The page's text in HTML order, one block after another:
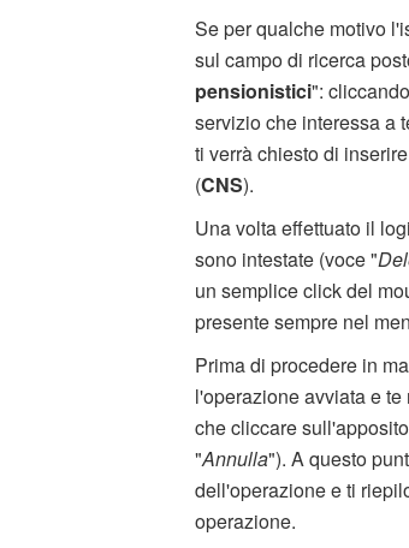
Se per qualche motivo
sul campo di ricerca
pensionistici":
servizio che interessa a
ti verrà chiesto di
(CNS).
Una volta effettuato il
sono intestate (voce "
un semplice click del
presente sempre nel
Prima di procedere in
l'operazione avviata e
che cliccare
"Annulla"). A questo
dell'operazione e ti
operazione.